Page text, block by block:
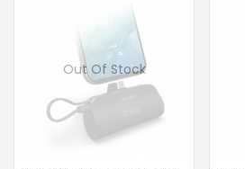
Out Of Stock